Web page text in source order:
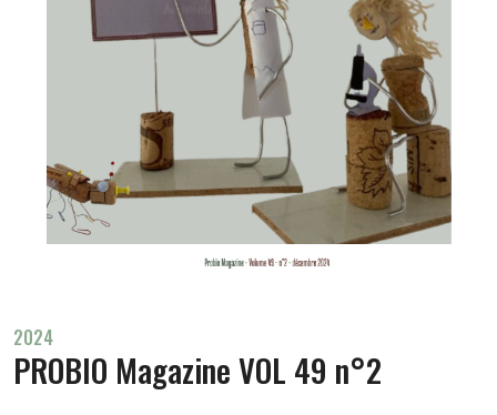
2024
PROBIO Magazine VOL 49 n°2